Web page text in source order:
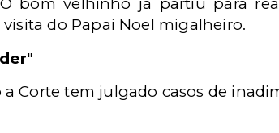
visita do Papai Noel migalheiro.
Corte tem julgado casos de